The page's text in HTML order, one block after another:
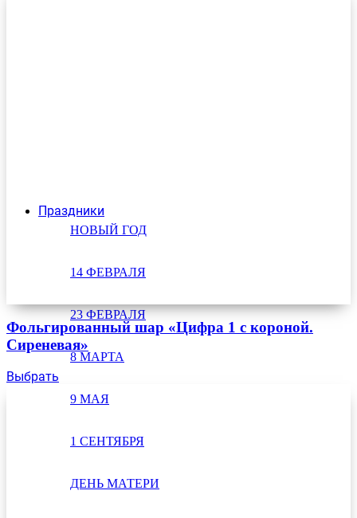
Праздники
НОВЫЙ ГОД
14 ФЕВРАЛЯ
23 ФЕВРАЛЯ
8 МАРТА
9 МАЯ
1 СЕНТЯБРЯ
ДЕНЬ МАТЕРИ
Фольгированный шар «Цифра 1 с короной.
Сиреневая»
Выбрать